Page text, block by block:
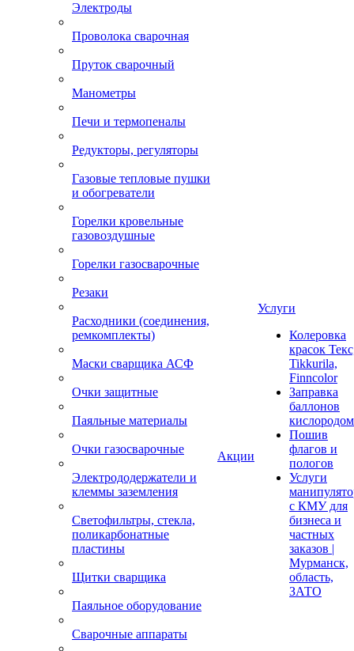
Электроды
Проволока сварочная
Пруток сварочный
Манометры
Печи и термопеналы
Редукторы, регуляторы
Газовые тепловые пушки
и обогреватели
Горелки кровельные
газовоздушные
Горелки газосварочные
Резаки
Расходники (соединения,
ремкомплекты)
Маски сварщика АСФ
Очки защитные
Паяльные материалы
Очки газосварочные
Электрододержатели и
клеммы заземления
Светофильтры, стекла,
поликарбонатные
пластины
Щитки сварщика
Паяльное оборудование
Сварочные аппараты
Акции
Услуги
Колеровка
красок
Tikkurila,
Finncolor
Заправка
баллонов
кислородом
Пошив
флагов и
пологов
Услуги
с КМУ для
бизнеса и
частных
заказов |
Мурманск,
область,
ЗАТО